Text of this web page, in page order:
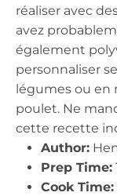
réaliser avec
avez
également
personnaliser
légumes ou en
poulet. Ne
cette recette
Author:
Prep Time:
Cook Time: